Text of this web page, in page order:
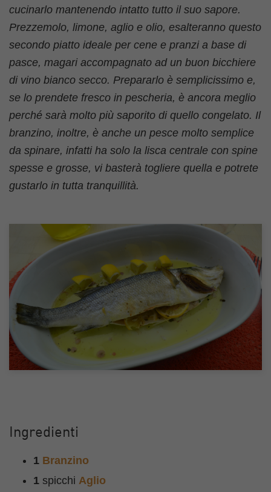
cucinarlo mantenendo intatto tutto il suo sapore.
Prezzemolo, limone, aglio e olio, esalteranno questo
secondo piatto ideale per cene e pranzi a base di
pasce, magari accompagnato ad un buon bicchiere
di vino bianco secco. Prepararlo è semplicissimo e,
se lo prendete fresco in pescheria, è ancora meglio
perché sarà molto più saporito di quello congelato. Il
branzino, inoltre, è anche un pesce molto semplice
da spinare, infatti ha solo la lisca centrale con spine
spesse e grosse, vi basterà togliere quella e potrete
gustarlo in tutta tranquillità.
Ingredienti
1 Branzino
1 spicchi Aglio